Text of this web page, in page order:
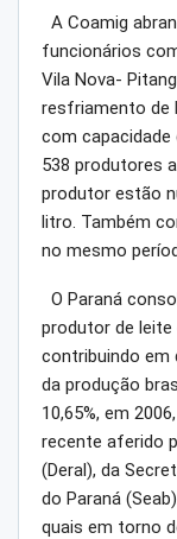
A Coamig
funcionários
Vila Nova-
resfriamento de
com capacidade
538 produtores
produtor estão
litro. Também
no mesmo
O Paraná
produtor de
contribuindo em
da produção
10,65%, em
recente aferido
(Deral), da
do Paraná
quais em torno